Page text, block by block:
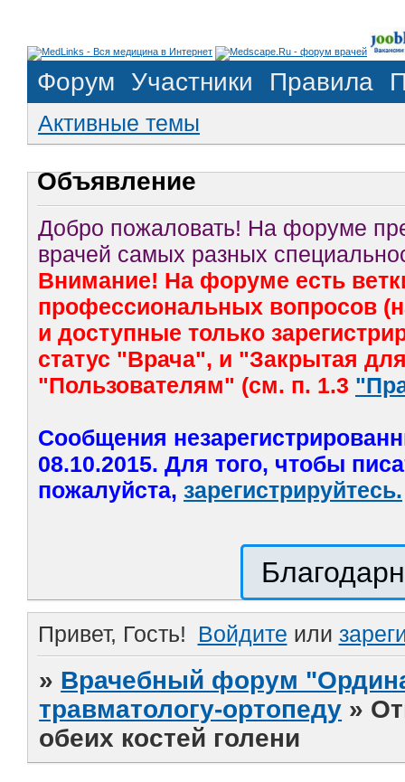
Форум Участники Правила
Активные темы
Объявление
Добро пожаловать! На форуме
врачей самых разных
Внимание! На форуме есть
профессиональных вопросов
и доступные только
статус "Врача", и "Закрытая
"Пользователям" (см. п. 1.3
Сообщения
08.10.2015. Для того, чтобы
пожалуйста, зарегистрируйтесь.
Привет, Гость! Войдите или
» Врачебный форум
травматологу-ортопеду »
обеих костей голени